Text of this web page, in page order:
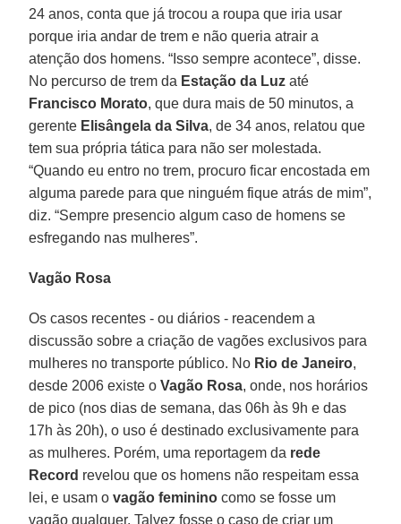
24 anos, conta que já trocou a roupa que iria usar
porque iria andar de trem e não queria atrair a
atenção dos homens. “Isso sempre acontece”, disse.
No percurso de trem da Estação da Luz até
Francisco Morato, que dura mais de 50 minutos, a
gerente Elisângela da Silva, de 34 anos, relatou que
tem sua própria tática para não ser molestada.
“Quando eu entro no trem, procuro ficar encostada em
alguma parede para que ninguém fique atrás de mim”,
diz. “Sempre presencio algum caso de homens se
esfregando nas mulheres”.
Vagão Rosa
Os casos recentes - ou diários - reacendem a
discussão sobre a criação de vagões exclusivos para
mulheres no transporte público. No Rio de Janeiro,
desde 2006 existe oVagão Rosa, onde, nos horários
de pico (nos dias de semana, das 06h às 9h e das
17h às 20h), o uso é destinado exclusivamente para
as mulheres. Porém, uma reportagem da rede
Record revelou que os homens não respeitam essa
lei, e usam ovagão feminino como se fosse um
vagão qualquer. Talvez fosse o caso de criar um